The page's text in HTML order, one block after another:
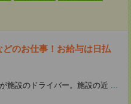
のお仕事！お給与は日払
施設のドライバー。施設の近 ...